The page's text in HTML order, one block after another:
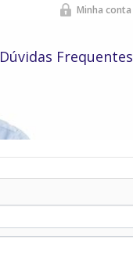
Minha conta
Dúvidas Frequentes